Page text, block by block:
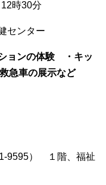
時30分
センター
ョンの体験 ・キッ
急車の展示など
9595） １階、福祉